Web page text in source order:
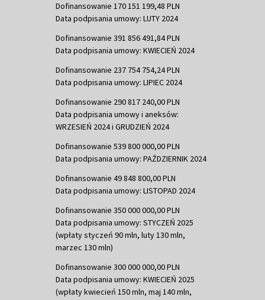
Dofinansowanie 170 151 199,48 PLN
Data podpisania umowy: LUTY 2024
Dofinansowanie 391 856 491,84 PLN
Data podpisania umowy: KWIECIEŃ 2024
Dofinansowanie 237 754 754,24 PLN
Data podpisania umowy: LIPIEC 2024
Dofinansowanie 290 817 240,00 PLN
Data podpisania umowy i aneksów:
WRZESIEŃ 2024 i GRUDZIEŃ 2024
Dofinansowanie 539 800 000,00 PLN
Data podpisania umowy: PAŹDZIERNIK 2024
Dofinansowanie 49 848 800,00 PLN
Data podpisania umowy: LISTOPAD 2024
Dofinansowanie 350 000 000,00 PLN
Data podpisania umowy: STYCZEŃ 2025
(wpłaty styczeń 90 mln, luty 130 mln,
marzec 130 mln)
Dofinansowanie 300 000 000,00 PLN
Data podpisania umowy: KWIECIEŃ 2025
(wpłaty kwiecień 150 mln, maj 140 mln,